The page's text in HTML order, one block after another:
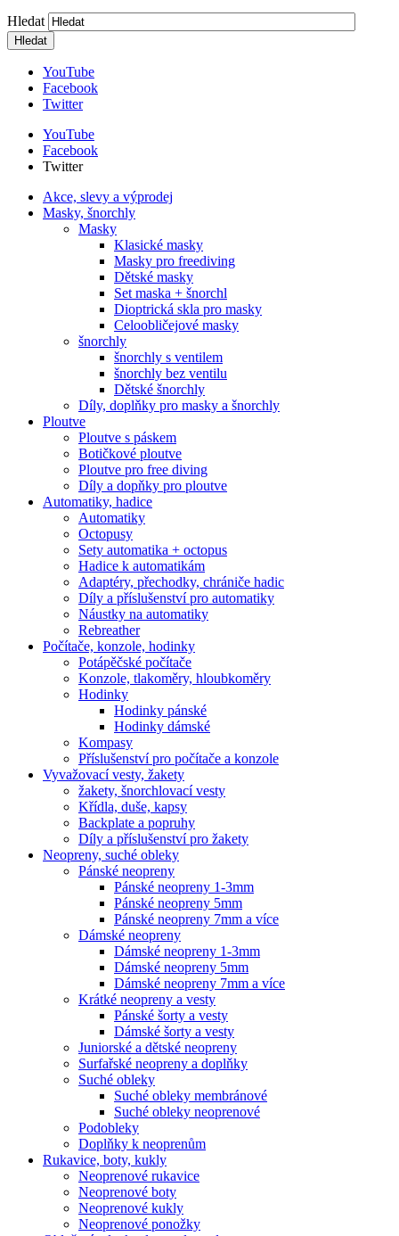
Hledat
YouTube
Facebook
Twitter
YouTube
Facebook
Twitter
Akce, slevy a výprodej
Masky, šnorchly
Masky
Klasické masky
Masky pro freediving
Dětské masky
Set maska + šnorchl
Dioptrická skla pro masky
Celoobličejové masky
šnorchly
šnorchly s ventilem
šnorchly bez ventilu
Dětské šnorchly
Díly, doplňky pro masky a šnorchly
Ploutve
Ploutve s páskem
Botičkové ploutve
Ploutve pro free diving
Díly a dopňky pro ploutve
Automatiky, hadice
Automatiky
Octopusy
Sety automatika + octopus
Hadice k automatikám
Adaptéry, přechodky, chrániče hadic
Díly a příslušenství pro automatiky
Náustky na automatiky
Rebreather
Počítače, konzole, hodinky
Potápěčské počítače
Konzole, tlakoměry, hloubkoměry
Hodinky
Hodinky pánské
Hodinky dámské
Kompasy
Příslušenství pro počítače a konzole
Vyvažovací vesty, žakety
žakety, šnorchlovací vesty
Křídla, duše, kapsy
Backplate a popruhy
Díly a příslušenství pro žakety
Neopreny, suché obleky
Pánské neopreny
Pánské neopreny 1-3mm
Pánské neopreny 5mm
Pánské neopreny 7mm a více
Dámské neopreny
Dámské neopreny 1-3mm
Dámské neopreny 5mm
Dámské neopreny 7mm a více
Krátké neopreny a vesty
Pánské šorty a vesty
Dámské šorty a vesty
Juniorské a dětské neopreny
Surfařské neopreny a doplňky
Suché obleky
Suché obleky membránové
Suché obleky neoprenové
Podobleky
Doplňky k neoprenům
Rukavice, boty, kukly
Neoprenové rukavice
Neoprenové boty
Neoprenové kukly
Neoprenové ponožky